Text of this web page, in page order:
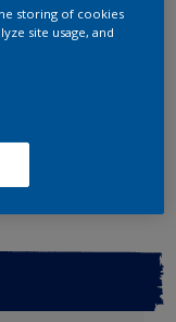
storing of cookies
site usage, and